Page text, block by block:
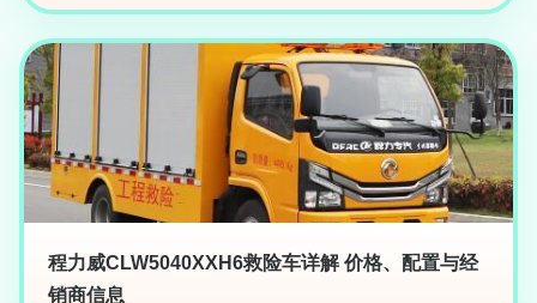
程力威CLW5040XXH6救险车详解 价格、配置与经
销商信息